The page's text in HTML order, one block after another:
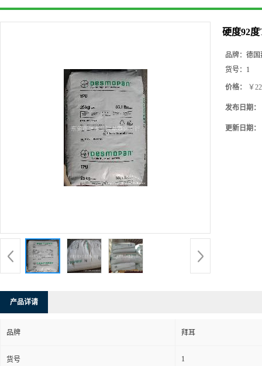
硬度92
品牌： 德国
货号： 1
价格： ￥
发布日期：
更新日期：
产品详请
品牌 拜耳
货号 1